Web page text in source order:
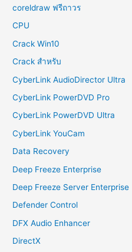
coreldraw ฟรีถาวร
CPU
Crack Win10
Crack สำหรับ
CyberLink AudioDirector Ultra
CyberLink PowerDVD Pro
CyberLink PowerDVD Ultra
CyberLink YouCam
Data Recovery
Deep Freeze Enterprise
Deep Freeze Server Enterprise
Defender Control
DFX Audio Enhancer
DirectX